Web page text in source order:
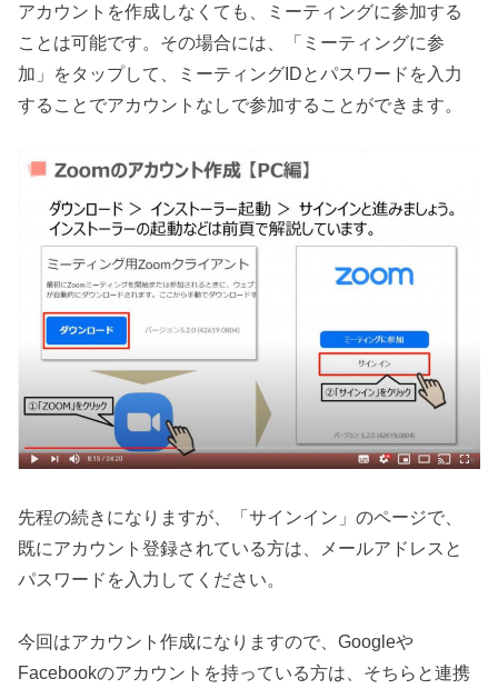
アカウントを作成しなくても、ミーティングに参加する
ことは可能です。その場合には、「ミーティングに参
加」をタップして、ミーティングIDとパスワードを入力
することでアカウントなしで参加することができます。
先程の続きになりますが、「サインイン」のページで、
既にアカウント登録されている方は、メールアドレスと
パスワードを入力してください。
今回はアカウント作成になりますので、Googleや
Facebookのアカウントを持っている方は、そちらと連携